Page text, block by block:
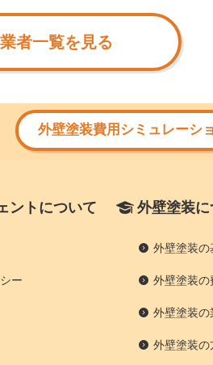
者一覧を見る
外壁塗装費用シミュレーシ
ントについて
ー
外壁塗装
外壁塗装の
外壁塗装の
外壁塗装の
外壁塗装の